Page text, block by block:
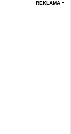
REKLAMA